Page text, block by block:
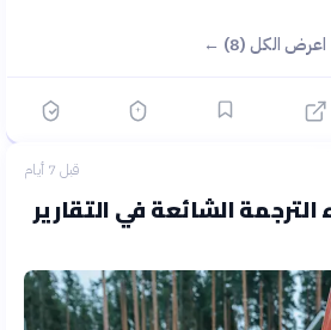
اعرض الكل (8) ←
قبل 7 أيام
الشائعة في التقارير